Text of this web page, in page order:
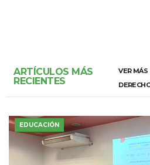
ARTÍCULOS MÁS
RECIENTES
VER MÁS
EDUCACIÓN